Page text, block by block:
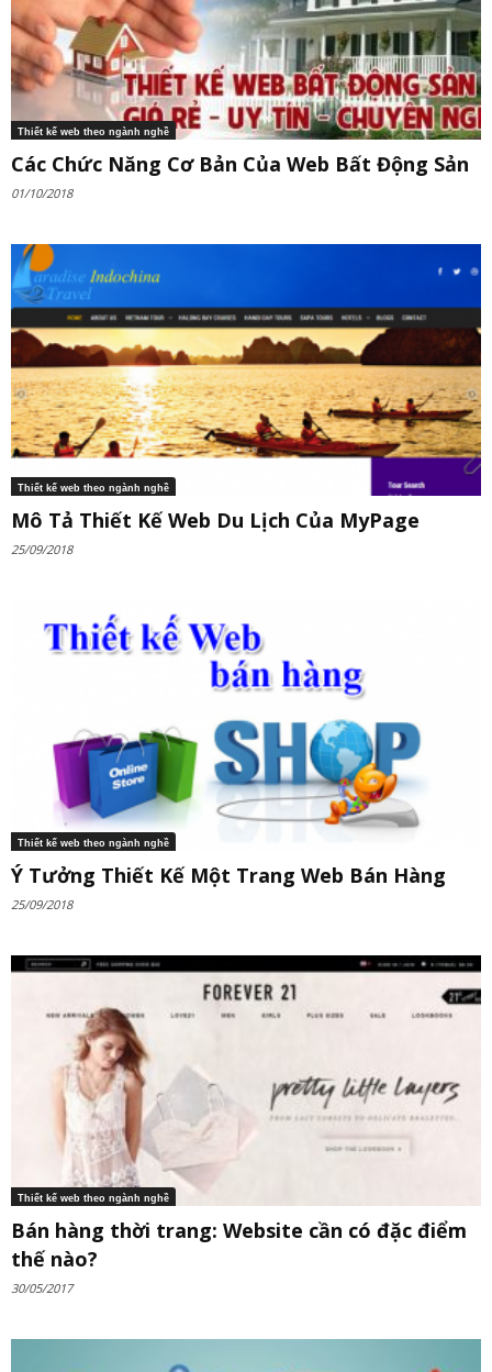
Thiết kế web theo ngành nghề
Các Chức Năng Cơ Bản Của Web Bất Động Sản
01/10/2018
Thiết kế web theo ngành nghề
Mô Tả Thiết Kế Web Du Lịch Của MyPage
25/09/2018
Thiết kế web theo ngành nghề
Ý Tưởng Thiết Kế Một Trang Web Bán Hàng
25/09/2018
Thiết kế web theo ngành nghề
Bán hàng thời trang: Website cần có đặc điểm
thế nào?
30/05/2017